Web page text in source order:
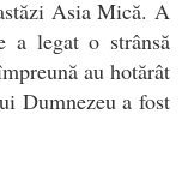
Asia Mică. A
a legat o strânsă
au hotărât
Dumnezeu a fost